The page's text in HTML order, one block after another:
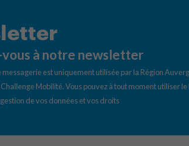
à notre newsletter
est uniquement utilisée par la Région
Mobilité. Vous pouvez à tout moment utiliser
de vos données et vos droits